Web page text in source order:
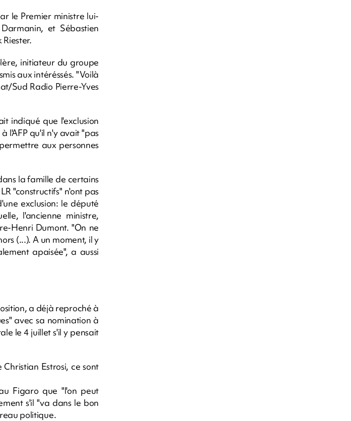
le Premier ministre lui-
et Sébastien
initiateur du groupe
aux intéréssés. "Voilà
Sud Radio Pierre-Yves
indiqué que l'exclusion
l'AFP qu'il n'y avait "pas
aux personnes
la famille de certains
"constructifs" n'ont pas
exclusion: le député
l'ancienne ministre,
Henri Dumont. "On ne
(...). A un moment, il y
apaisée", a aussi
a déjà reproché à
avec sa nomination à
le 4 juillet s'il y pensait
Estrosi, ce sont
Figaro que "l'on peut
s'il "va dans le bon
politique.